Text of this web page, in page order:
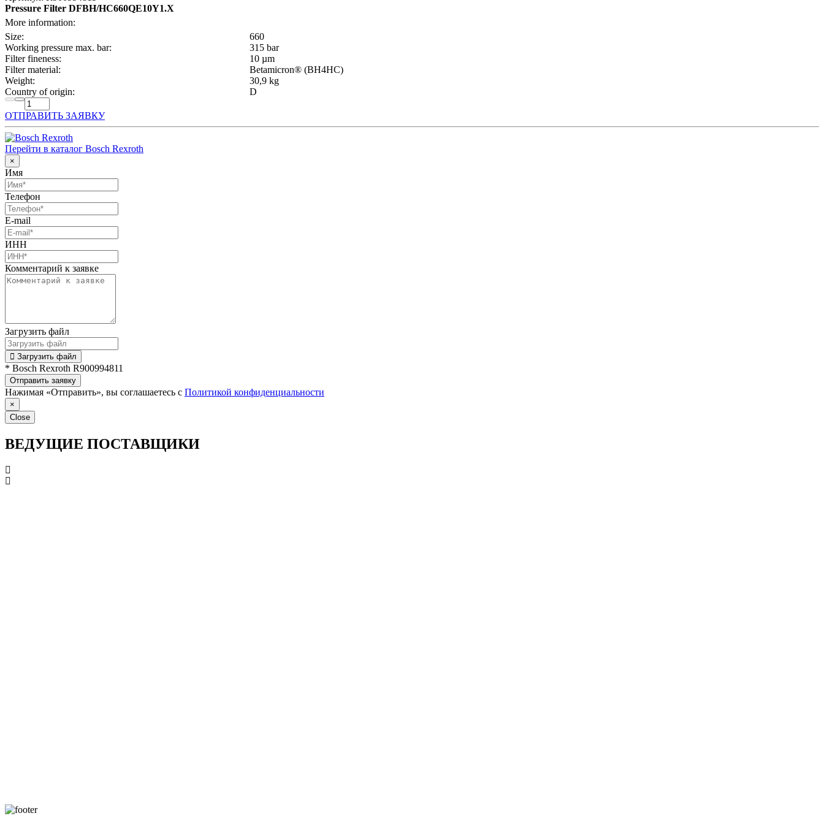
Pressure Filter DFBH/HC660QE10Y1.X
More information:
Size:
660
Working pressure max. bar:
315 bar
Filter fineness:
10 µm
Filter material:
Betamicron® (BH4HC)
Weight:
30,9 kg
Country of origin:
D
ОТПРАВИТЬ ЗАЯВКУ
Перейти в каталог Bosch Rexroth
×
Имя
Телефон
E-mail
ИНН
Комментарий к заявке
Загрузить файл
Загрузить файл
* Bosch Rexroth R900994811
Отправить заявку
Нажимая «Отправить», вы соглашаетесь с Политикой конфиденциальности
×
Close
ВЕДУЩИЕ ПОСТАВЩИКИ